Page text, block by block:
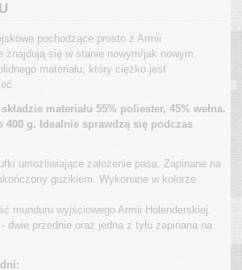
pochodzące prosto z Armii
znajdują się w stanie nowym/jak nowym.
materiału, który ciężko jest
materiału 55% poliester, 45% wełna.
400 g. Idealnie sprawdzą się podczas
umożliwiające założenie pasa. Zapinane na
guzikiem. Wykonane w kolorze
munduru wyjściowego Armii Holenderskiej.
dwie przednie oraz jedna z tyłu zapinana na